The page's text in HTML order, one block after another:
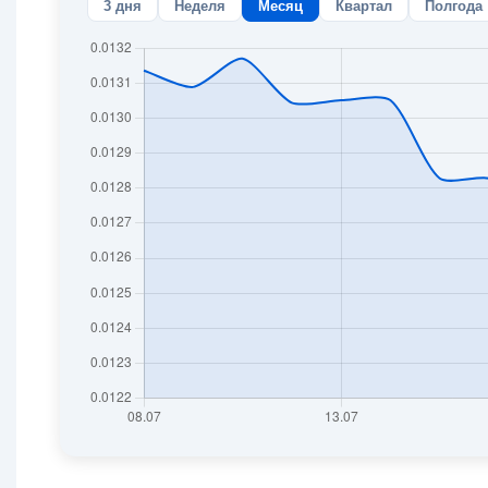
3 дня Неделя Месяц Квартал Полгода